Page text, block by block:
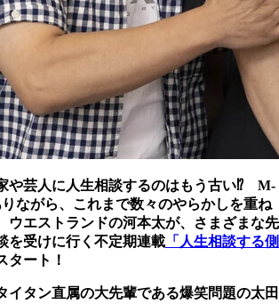
や芸人に人生相談するのはもう古い⁉ M-
ながら、これまで数々のやらかしを重ね
ウエストランドの河本太が、さまざまな先
を受けに行く不定期連載 「人生相談する側
タート！
イタン直属の大先輩である爆笑問題の太田